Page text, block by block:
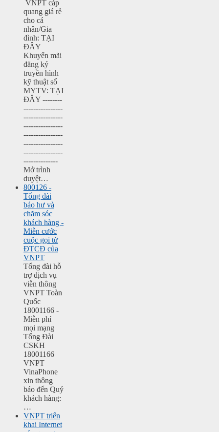
VNPT cáp
quang giá rẻ
cho cá
nhân/Gia
đình: TẠI
ĐÂY
Khuyến mãi
đăng ký
truyền hình
kỹ thuật số
MYTV: TẠI
ĐÂY --------
----------------
----------------
----------------
----------------
----------------
----------------
--------------
Mở trình
duyệt…
800126 -
Tổng đài
báo hư và
chăm sóc
khách hàng -
Miễn cước
cuộc gọi từ
ĐTCĐ của
VNPT
Tổng đài hỗ
trợ dịch vụ
viễn thông
VNPT Toàn
Quốc
18001166 -
Miễn phí
mọi mạng
Tổng Đài
CSKH
18001166
VNPT
VinaPhone
xin thông
báo đến Quý
khách hàng:
…
VNPT triển
khai Internet